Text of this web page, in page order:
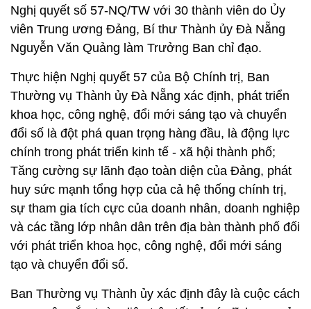
Nghị quyết số 57-NQ/TW với 30 thành viên do Ủy
viên Trung ương Đảng, Bí thư Thành ủy Đà Nẵng
Nguyễn Văn Quảng làm Trưởng Ban chỉ đạo.
Thực hiện Nghị quyết 57 của Bộ Chính trị, Ban
Thường vụ Thành ủy Đà Nẵng xác định, phát triển
khoa học, công nghệ, đổi mới sáng tạo và chuyển
đổi số là đột phá quan trọng hàng đầu, là động lực
chính trong phát triển kinh tế - xã hội thành phố;
Tăng cường sự lãnh đạo toàn diện của Đảng, phát
huy sức mạnh tổng hợp của cả hệ thống chính trị,
sự tham gia tích cực của doanh nhân, doanh nghiệp
và các tầng lớp nhân dân trên địa bàn thành phố đối
với phát triển khoa học, công nghệ, đổi mới sáng
tạo và chuyển đổi số.
Ban Thường vụ Thành ủy xác định đây là cuộc cách